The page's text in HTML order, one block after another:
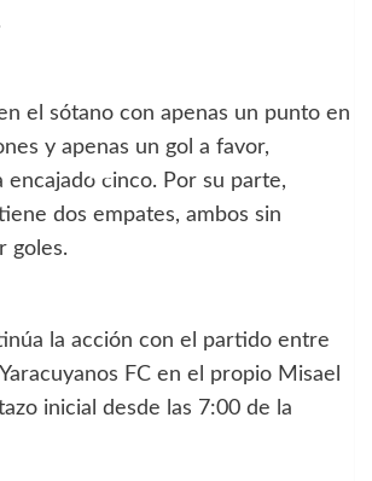
el sótano con apenas un punto en
y apenas un gol a favor,
encajado cinco. Por su parte,
dos empates, ambos sin
goles.
la acción con el partido entre
FC en el propio Misael
inicial desde las 7:00 de la